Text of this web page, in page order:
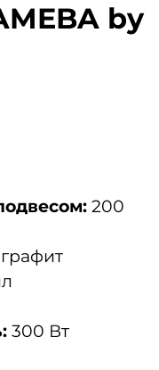
by
200
300 Вт